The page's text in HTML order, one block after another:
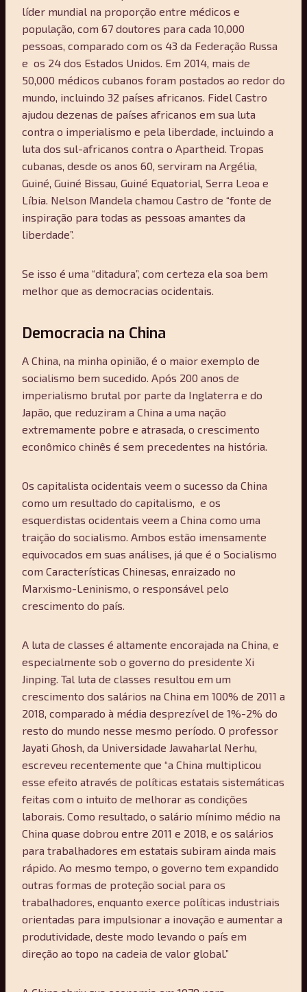
líder mundial na proporção entre médicos e
população, com 67 doutores para cada 10,000
pessoas, comparado com os 43 da Federação Russa
e os 24 dos Estados Unidos. Em 2014, mais de
50,000 médicos cubanos foram postados ao redor do
mundo, incluindo 32 países africanos. Fidel Castro
ajudou dezenas de países africanos em sua luta
contra o imperialismo e pela liberdade, incluindo a
luta dos sul-africanos contra o Apartheid. Tropas
cubanas, desde os anos 60, serviram na Argélia,
Guiné, Guiné Bissau, Guiné Equatorial, Serra Leoa e
Líbia. Nelson Mandela chamou Castro de “fonte de
inspiração para todas as pessoas amantes da
liberdade”.
Se isso é uma “ditadura”, com certeza ela soa bem
melhor que as democracias ocidentais.
Democracia na China
A China, na minha opinião, é o maior exemplo de
socialismo bem sucedido. Após 200 anos de
imperialismo brutal por parte da Inglaterra e do
Japão, que reduziram a China a uma nação
extremamente pobre e atrasada, o crescimento
econômico chinês é sem precedentes na história.
Os capitalista ocidentais veem o sucesso da China
como um resultado do capitalismo, e os
esquerdistas ocidentais veem a China como uma
traição do socialismo. Ambos estão imensamente
equivocados em suas análises, já que é o Socialismo
com Características Chinesas, enraizado no
Marxismo-Leninismo, o responsável pelo
crescimento do país.
A luta de classes é altamente encorajada na China, e
especialmente sob o governo do presidente Xi
Jinping. Tal luta de classes resultou em um
crescimento dos salários na China em 100% de 2011 a
2018, comparado à média desprezível de 1%-2% do
resto do mundo nesse mesmo período. O professor
Jayati Ghosh, da Universidade Jawaharlal Nerhu,
escreveu recentemente que “a China multiplicou
esse efeito através de políticas estatais sistemáticas
feitas com o intuito de melhorar as condições
laborais. Como resultado, o salário mínimo médio na
China quase dobrou entre 2011 e 2018, e os salários
para trabalhadores em estatais subiram ainda mais
rápido. Ao mesmo tempo, o governo tem expandido
outras formas de proteção social para os
trabalhadores, enquanto exerce políticas industriais
orientadas para impulsionar a inovação e aumentar a
produtividade, deste modo levando o país em
direção ao topo na cadeia de valor global.”